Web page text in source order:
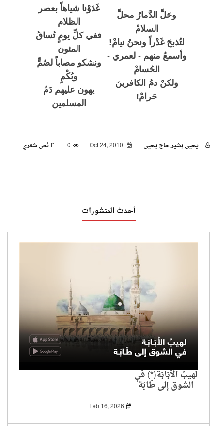
وحَلَّ الدَّمارُ محلَّ
السلامْ
لتُذبحَ غَدْراً ونحنُ نيامْ!
وأسمعُ منهم - لعمري -
الحُسامْ
ولكنْ دمُ الكافرينَ
حَرامْ!
غَدَوْنا شياهاً بعصر
الظلام
ففي كلِّ يومٍ تُساقُ
المئون
ونشكو مصاباً لصُمٍّ
وبُكْمٍ
يهون عليهم دَمُ
المسلمين
. يحيى بشير حاج يحيى 0 نص شعري
أحدث المنشورات
لهيبُ الأُبَابَة(*) في
الشوق إلى طَابَة
Feb 16, 2026